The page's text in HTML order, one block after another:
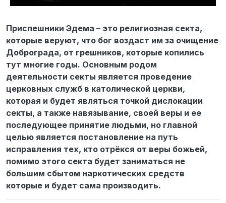
Приспешники Эдема – это религиозная секта,
которые веруют, что бог воздаст им за очищение
Доброграда, от грешников, которые копились
тут многие годы. Основным родом
деятельности секты является проведение
церковных служб в католической церкви,
которая и будет являться точкой дислокации
секты, а также навязывание, своей веры и ее
последующее принятие людьми, но главной
целью является постановление на путь
исправления тех, кто отрёкся от веры божьей,
помимо этого секта будет заниматься не
большим сбытом наркотических средств
которые и будет сама производить.